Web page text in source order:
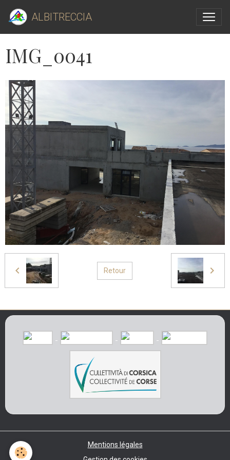
ALBITRECCIA
IMG_0041
Retour
Mentions légales